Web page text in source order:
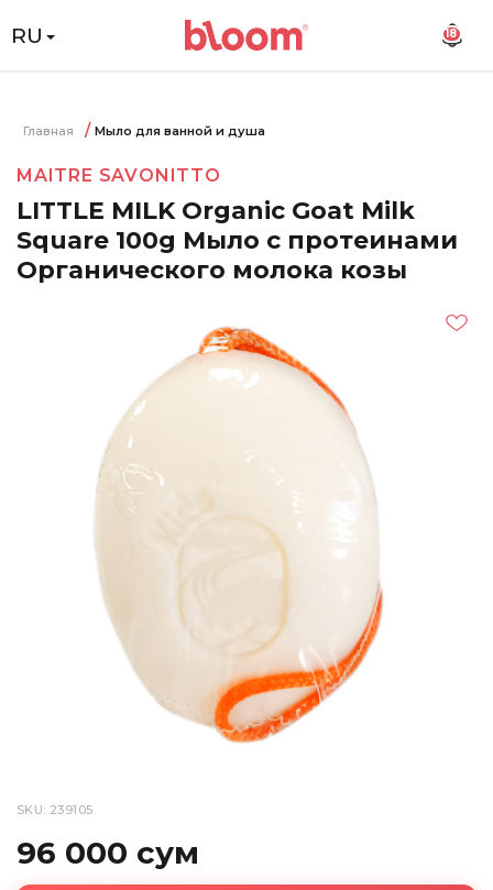
RU 18
Главная Мыло для ванной и душа
MAITRE SAVONITTO
LITTLE MILK Organic Goat Milk
Square 100g Мыло с протеинами
Органического молока козы
SKU: 239105
96 000 сум